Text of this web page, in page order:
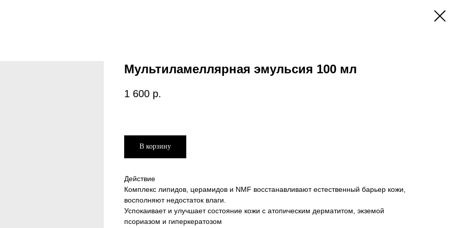
Мультиламеллярная эмульсия 100 мл
1 600 р.
В корзину
Действие
Комплекс липидов, церамидов и NMF восстанавливают естественный барьер кожи,
восполняют недостаток влаги.
Успокаивает и улучшает состояние кожи с атопическим дерматитом, экземой
псориазом и гиперкератозом